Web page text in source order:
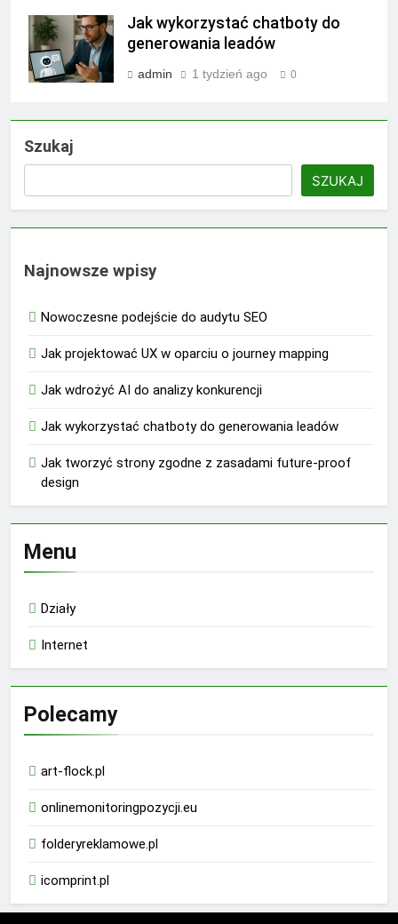
Jak wykorzystać chatboty do
generowania leadów
admin 1 tydzień ago 0
Szukaj
SZUKAJ
Najnowsze wpisy
Nowoczesne podejście do audytu SEO
Jak projektować UX w oparciu o journey mapping
Jak wdrożyć AI do analizy konkurencji
Jak wykorzystać chatboty do generowania leadów
Jak tworzyć strony zgodne z zasadami future-proof
design
Menu
Działy
Internet
Polecamy
art-flock.pl
onlinemonitoringpozycji.eu
folderyreklamowe.pl
icomprint.pl